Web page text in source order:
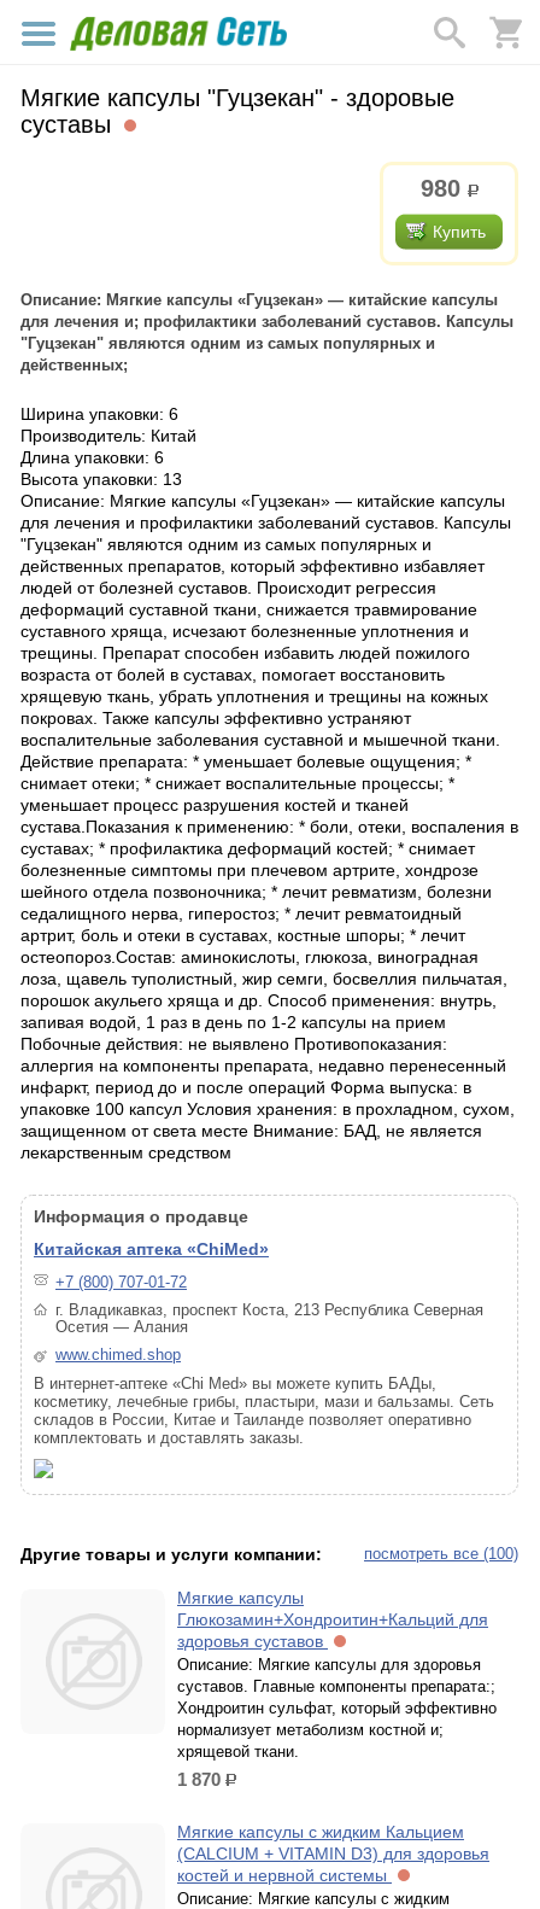
Мягкие капсулы "Гуцзекан" - здоровые
суставы
980 р.
Купить
Описание: Мягкие капсулы «Гуцзекан» — китайские капсулы
для лечения и; профилактики заболеваний суставов. Капсулы
"Гуцзекан" являются одним из самых популярных и
действенных;
Ширина упаковки: 6
Производитель: Китай
Длина упаковки: 6
Высота упаковки: 13
Описание: Мягкие капсулы «Гуцзекан» — китайские капсулы
для лечения и профилактики заболеваний суставов. Капсулы
"Гуцзекан" являются одним из самых популярных и
действенных препаратов, который эффективно избавляет
людей от болезней суставов. Происходит регрессия
деформаций суставной ткани, снижается травмирование
суставного хряща, исчезают болезненные уплотнения и
трещины. Препарат способен избавить людей пожилого
возраста от болей в суставах, помогает восстановить
хрящевую ткань, убрать уплотнения и трещины на кожных
покровах. Также капсулы эффективно устраняют
воспалительные заболевания суставной и мышечной ткани.
Действие препарата: * уменьшает болевые ощущения; *
снимает отеки; * снижает воспалительные процессы; *
уменьшает процесс разрушения костей и тканей
сустава.Показания к применению: * боли, отеки, воспаления в
суставах; * профилактика деформаций костей; * снимает
болезненные симптомы при плечевом артрите, хондрозе
шейного отдела позвоночника; * лечит ревматизм, болезни
седалищного нерва, гиперостоз; * лечит ревматоидный
артрит, боль и отеки в суставах, костные шпоры; * лечит
остеопороз.Состав: аминокислоты, глюкоза, виноградная
лоза, щавель туполистный, жир семги, босвеллия пильчатая,
порошок акульего хряща и др. Способ применения: внутрь,
запивая водой, 1 раз в день по 1-2 капсулы на прием
Побочные действия: не выявлено Противопоказания:
аллергия на компоненты препарата, недавно перенесенный
инфаркт, период до и после операций Форма выпуска: в
упаковке 100 капсул Условия хранения: в прохладном, сухом,
защищенном от света месте Внимание: БАД, не является
лекарственным средством
Информация о продавце
Китайская аптека «ChiMed»
+7 (800) 707-01-72
г. Владикавказ, проспект Коста, 213 Республика Северная
Осетия — Алания
www.chimed.shop
В интернет-аптеке «Chi Med» вы можете купить БАДы,
косметику, лечебные грибы, пластыри, мази и бальзамы. Сеть
складов в России, Китае и Таиланде позволяет оперативно
комплектовать и доставлять заказы.
посмотреть все (100)
Другие товары и услуги компании:
Мягкие капсулы
Глюкозамин+Хондроитин+Кальций для
здоровья суставов
Описание: Мягкие капсулы для здоровья
суставов. Главные компоненты препарата:;
Хондроитин сульфат, который эффективно
нормализует метаболизм костной и;
хрящевой ткани.
1 870 р.
Мягкие капсулы с жидким Кальцием
(CALCIUM + VITAMIN D3) для здоровья
костей и нервной системы
Описание: Мягкие капсулы с жидким